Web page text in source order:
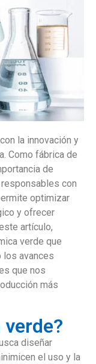
la innovación y
Como fábrica de
de
con
optimizar
y ofrecer
artículo,
verde que
los avances
que nos
más
diseñar
el uso y la